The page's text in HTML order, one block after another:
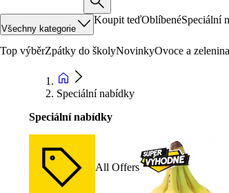
Všechny kategorie
Koupit teďOblíbenéSpeciální
Top výběrZpátky do školyNovinkyOvoce a zelenina
Speciální nabídky
Speciální nabídky
All Offers